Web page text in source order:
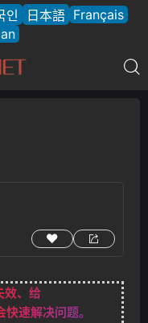
인 日本語 Français
效、给
速解决问题。